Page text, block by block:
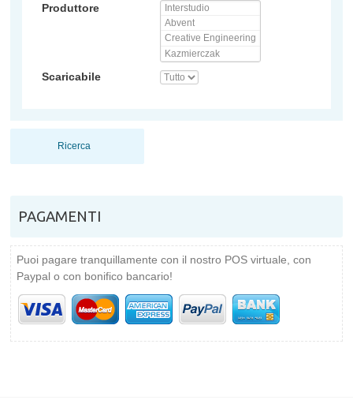
Produttore
Scaricabile
Ricerca
PAGAMENTI
Puoi pagare tranquillamente con il nostro POS virtuale, con
Paypal o con bonifico bancario!